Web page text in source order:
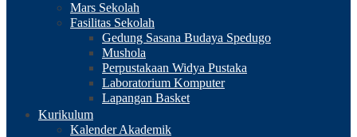
Mars Sekolah
Fasilitas Sekolah
Gedung Sasana Budaya Spedugo
Mushola
Perpustakaan Widya Pustaka
Laboratorium Komputer
Lapangan Basket
Kurikulum
Kalender Akademik